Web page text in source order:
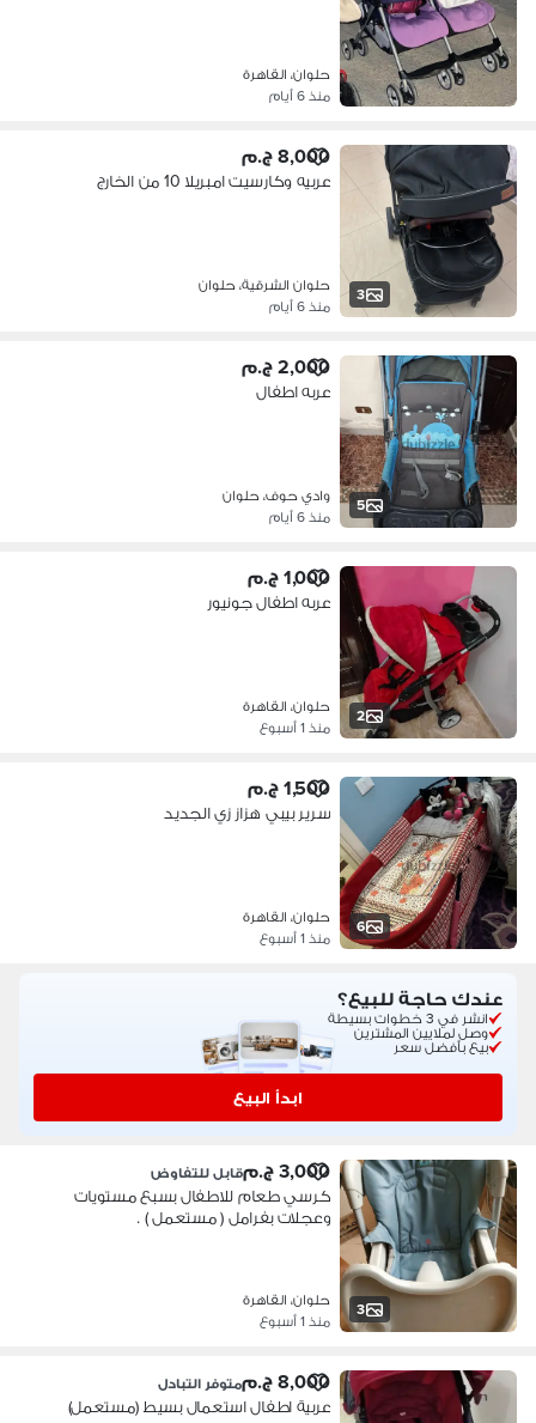
حلوان، القاهرة
منذ 6 أيام
3
8,000 ج.م
عربيه وكارسيت امبريلا 10 من الخارج
حلوان الشرقية، حلوان
منذ 6 أيام
5
2,000 ج.م
عربه اطفال
وادي حوف، حلوان
منذ 6 أيام
2
1,000 ج.م
عربه اطفال جونيور
حلوان، القاهرة
منذ 1 أسبوع
6
1,500 ج.م
سرير بيبي هزاز زي الجديد
حلوان، القاهرة
منذ 1 أسبوع
عندك حاجة للبيع؟
انشر في 3 خطوات بسيطة
وصل لملايين المشترين
بيع بأفضل سعر
ابدأ البيع
3
3,000 ج.م قابل للتفاوض
كرسي طعام للاطفال بسبع مستويات
وعجلات بفرامل ( مستعمل ) .
حلوان، القاهرة
منذ 1 أسبوع
8,000 ج.م متوفر التبادل
عربية اطفال استعمال بسيط (مستعمل)